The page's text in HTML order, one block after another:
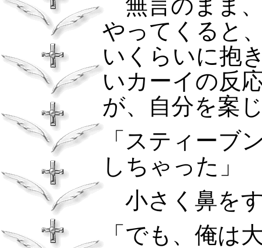
無言のまま
やってくると
いくらいに抱
いカーイの反
が、自分を案
「スティーブ
しちゃった」
小さく鼻を
「でも、俺は